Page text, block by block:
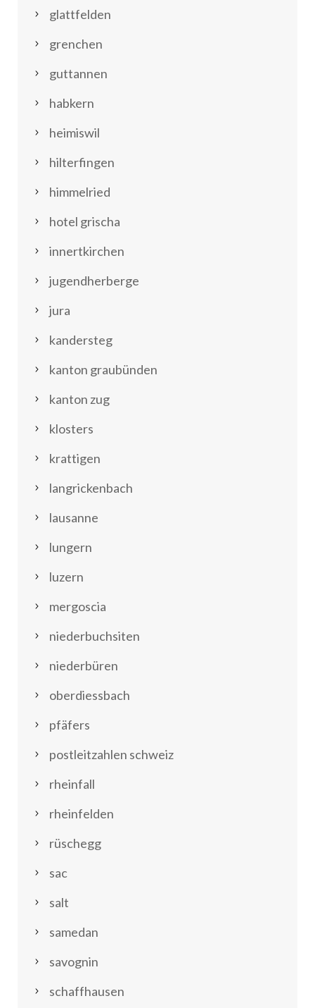
glattfelden
grenchen
guttannen
habkern
heimiswil
hilterfingen
himmelried
hotel grischa
innertkirchen
jugendherberge
jura
kandersteg
kanton graubünden
kanton zug
klosters
krattigen
langrickenbach
lausanne
lungern
luzern
mergoscia
niederbuchsiten
niederbüren
oberdiessbach
pfäfers
postleitzahlen schweiz
rheinfall
rheinfelden
rüschegg
sac
salt
samedan
savognin
schaffhausen